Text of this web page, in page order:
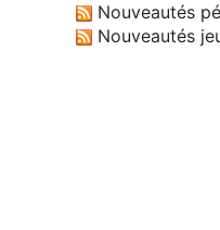
Nouveautés
Nouveautés